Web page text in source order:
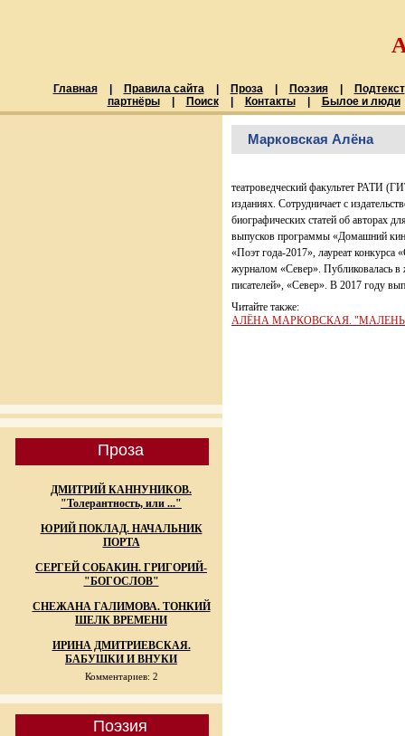
Главная Правила сайта Проза Поэзия
Подтекст
партнёры
Поиск Контакты Былое и люди
Проза
ДМИТРИЙ КАННУНИКОВ.
"Толерантность, или ..."
ЮРИЙ ПОКЛАД. НАЧАЛЬНИК
ПОРТА
СЕРГЕЙ СОБАКИН. ГРИГОРИЙ-
"БОГОСЛОВ"
СНЕЖАНА ГАЛИМОВА. ТОНКИЙ
ШЕЛК ВРЕМЕНИ
ИРИНА ДМИТРИЕВСКАЯ.
БАБУШКИ И ВНУКИ
Комментариев: 2
Поэзия
Марковская Алёна
театроведческий факультет РАТИ
изданиях. Сотрудничает с
биографических статей об авторах
выпусков программы «Домашний
«Поэт года-2017», лауреат конкурса
журналом «Север». Публиковалась
писателей», «Север». В 2017 году
Читайте также:
АЛЁНА МАРКОВСКАЯ.